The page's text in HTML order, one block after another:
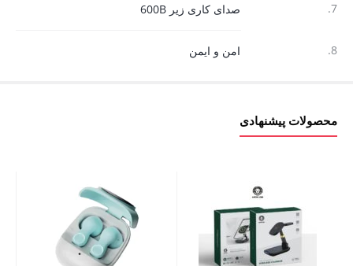
7. صدای کاری زیر 600B
8. امن و ایمن
محصولات پیشنهادی